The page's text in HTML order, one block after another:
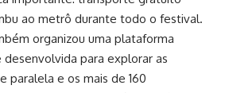
ao metrô durante todo o festival.
organizou uma plataforma
para explorar as
paralela e os mais de 160